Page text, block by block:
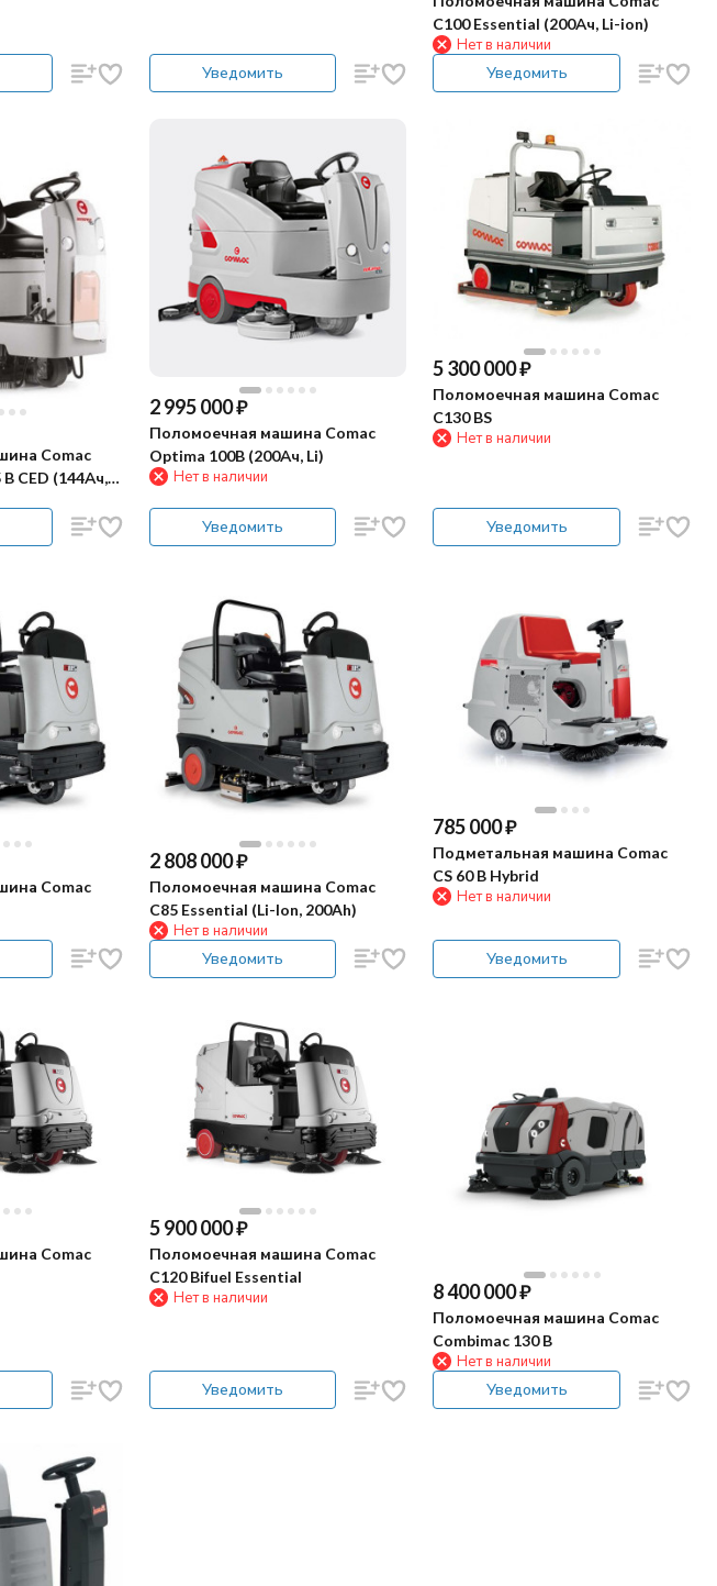
Уведомить
C100 Essential (200Ач, Li-ion)
Нет в наличии
Уведомить
Comac
CED (144Ач,
2 995 000₽
Поломоечная машина Comac
Optima 100B (200Ач, Li)
Нет в наличии
Уведомить
5 300 000₽
Поломоечная машина Comac
C130 BS
Нет в наличии
Уведомить
Comac
2 808 000₽
Поломоечная машина Comac
C85 Essential (Li-Ion, 200Ah)
Нет в наличии
Уведомить
785 000₽
Подметальная машина Comac
CS 60 B Hybrid
Нет в наличии
Уведомить
Comac
5 900 000₽
Поломоечная машина Comac
C120 Bifuel Essential
Нет в наличии
Уведомить
8 400 000₽
Поломоечная машина Comac
Combimac 130 B
Нет в наличии
Уведомить